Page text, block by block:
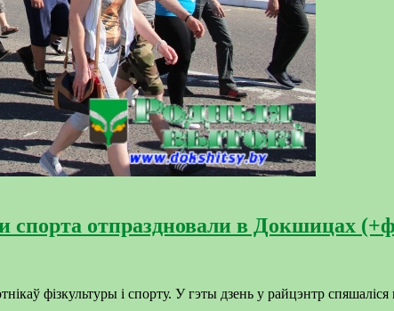
спорта отпраздновали в Докшицах
фізкультуры і спорту. У гэты дзень у райцэнтр спяшаліся